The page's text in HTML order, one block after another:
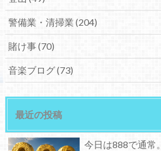
警備業・清掃業 (204)
賭け事(70)
音楽ブログ(73)
最近の投稿
今日は888で通常。